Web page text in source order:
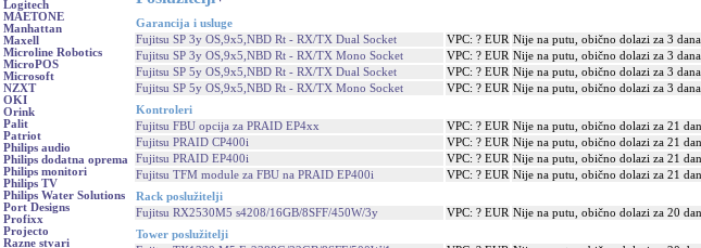
Logitech
MAETONE
Manhattan
Maxell
Microline Robotics
MicroPOS
Microsoft
NZXT
OKI
Orink
Palit
Patriot
Philips audio
Philips dodatna oprema
Philips monitori
Philips TV
Philips Water Solutions
Port Designs
Profixx
Projecto
Razne stvari
Garancija i usluge
Fujitsu SP 3y OS,9x5,NBD Rt - RX/TX Dual Socket
VPC: ? EUR Nije na putu, obično dolazi za 3 dana
Fujitsu SP 3y OS,9x5,NBD Rt - RX/TX Mono Socket
VPC: ? EUR Nije na putu, obično dolazi za 3 dana
Fujitsu SP 5y OS,9x5,NBD Rt - RX/TX Dual Socket
VPC: ? EUR Nije na putu, obično dolazi za 3 dana
Fujitsu SP 5y OS,9x5,NBD Rt - RX/TX Mono Socket
VPC: ? EUR Nije na putu, obično dolazi za 3 dana
Kontroleri
Fujitsu FBU opcija za PRAID EP4xx
VPC: ? EUR Nije na putu, obično dolazi za 21
Fujitsu PRAID CP400i
VPC: ? EUR Nije na putu, obično dolazi za 21
Fujitsu PRAID EP400i
VPC: ? EUR Nije na putu, obično dolazi za 21
Fujitsu TFM module za FBU na PRAID EP400i
VPC: ? EUR Nije na putu, obično dolazi za 21
Rack poslužitelji
Fujitsu RX2530M5 s4208/16GB/8SFF/450W/3y
VPC: ? EUR Nije na putu, obično dolazi za 20
Tower poslužitelji